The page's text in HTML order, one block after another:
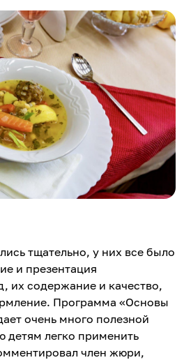
тщательно, у них все было
и презентация
их содержание и качество,
Программа «Основы
очень много полезной
легко применить
член жюри,